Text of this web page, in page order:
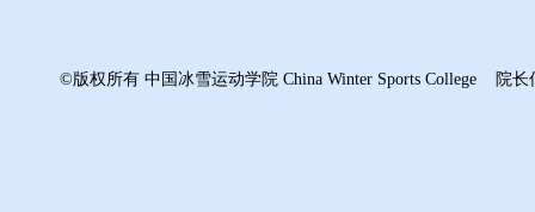
©版权所有 中国冰雪运动学院 China Winter Sports College 院长